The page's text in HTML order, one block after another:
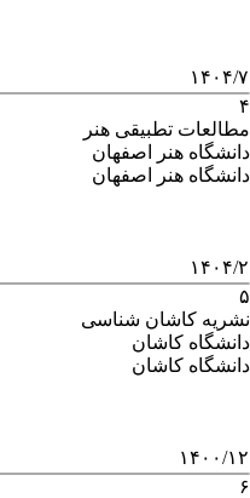
۱۴۰۴/۷
۴
مطالعات تطبیقی هنر
دانشگاه هنر اصفهان
دانشگاه هنر اصفهان
۱۴۰۴/۲
۵
نشریه کاشان شناسی
دانشگاه کاشان
دانشگاه کاشان
۱۴۰۰/۱۲
۶